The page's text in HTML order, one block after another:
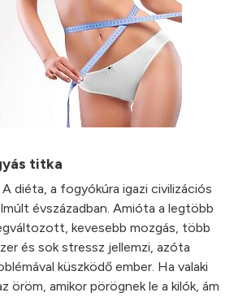
titka
diéta, a fogyókúra igazi civilizációs
évszázadban. Amióta a legtöbb
kevesebb mozgás, több
és sok stressz jellemzi, azóta
küszködő ember. Ha valaki
öröm, amikor pörögnek le a kilók, ám